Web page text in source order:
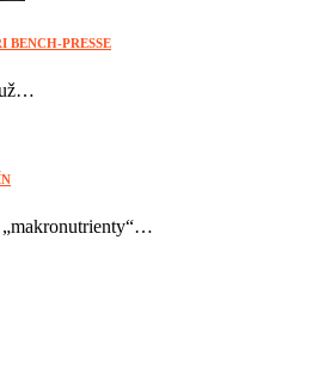
BENCH-PRESSE
už…